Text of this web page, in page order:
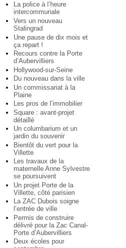
La police à l’heure
intercommunale
Vers un nouveau
Stalingrad
Une pause de dix mois et
ça repart !
Recours contre la Porte
d’Aubervilliers
Hollywood-sur-Seine
Du nouveau dans la ville
Un commissariat à la
Plaine
Les pros de l’immobilier
Square : avant-projet
détaillé
Un columbarium et un
jardin du souvenir
Bientôt du vert pour la
Villette
Les travaux de la
maternelle Anne Sylvestre
se poursuivent
Un projet Porte de la
Villette, côté parisien
La ZAC Dubois soigne
l’entrée de ville
Permis de construire
délivré pour la Zac Canal-
Porte d’Aubervilliers
Deux écoles pour